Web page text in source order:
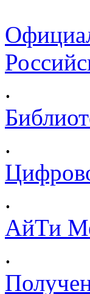
.
.
.
АйТи
.